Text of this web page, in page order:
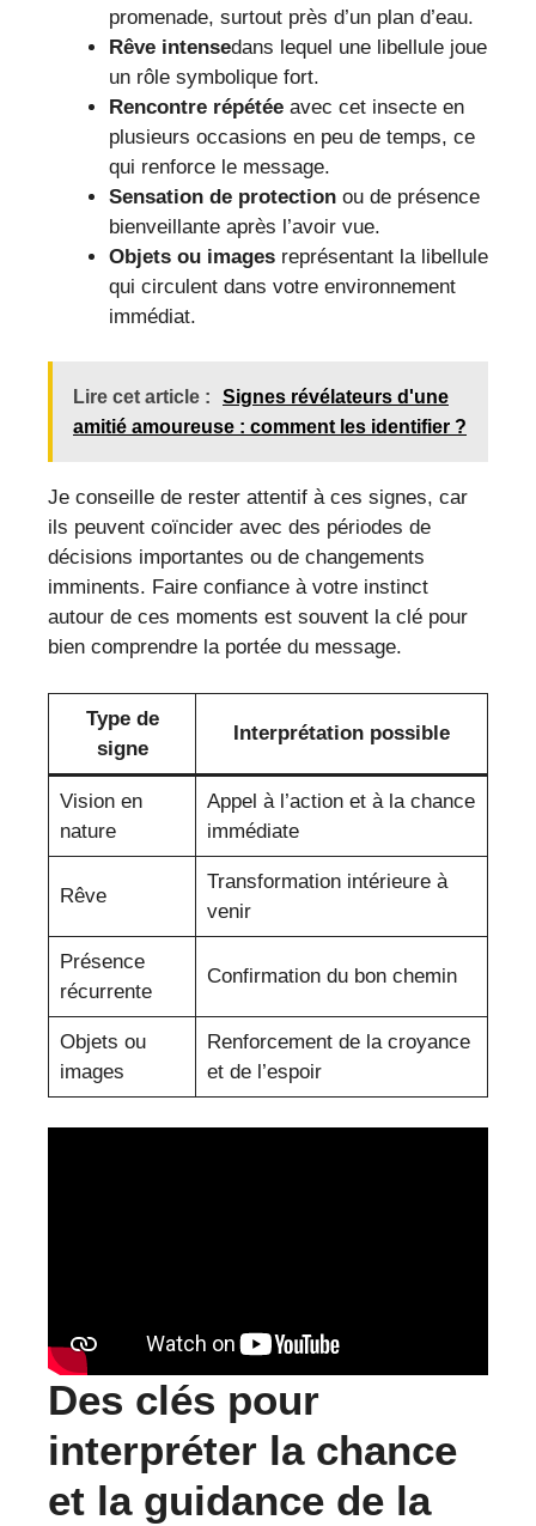
promenade, surtout près d’un plan d’eau.
Rêve intensedans lequel une libellule joue
un rôle symbolique fort.
Rencontre répétée avec cet insecte en
plusieurs occasions en peu de temps, ce
qui renforce le message.
Sensation de protection ou de présence
bienveillante après l’avoir vue.
Objets ou images représentant la libellule
qui circulent dans votre environnement
immédiat.
Lire cet article :
Signes révélateurs d'une
amitié amoureuse : comment les identifier ?
Je conseille de rester attentif à ces signes, car
ils peuvent coïncider avec des périodes de
décisions importantes ou de changements
imminents. Faire confiance à votre instinct
autour de ces moments est souvent la clé pour
bien comprendre la portée du message.
Type de
signe
Interprétation possible
Vision en
nature
Appel à l’action et à la chance
immédiate
Rêve
Transformation intérieure à
venir
Présence
récurrente
Confirmation du bon chemin
Objets ou
images
Renforcement de la croyance
et de l’espoir
Des clés pour
interpréter la chance
et la guidance de la